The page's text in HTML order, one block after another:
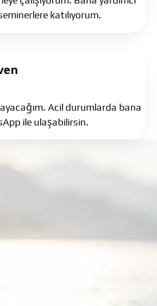
katılıyorum.
Acil durumlarda bana
ile ulaşabilirsin.